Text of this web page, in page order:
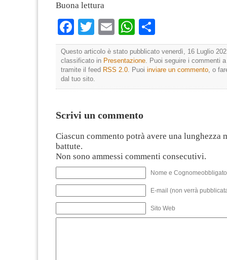
Buona lettura
Facebook
TwitterEmailWhatsApp
Questo articolo è stato pubblicato venerdì, 16 Luglio
classificato in Presentazione. Puoi seguire i commenti
tramite il feed RSS 2.0. Puoi inviare un commento, o
dal tuo sito.
Scrivi un commento
Ciascun commento potrà avere una lunghezza
battute.
Non sono ammessi commenti consecutivi.
Nome e
E-mail (non verrà
Sito Web